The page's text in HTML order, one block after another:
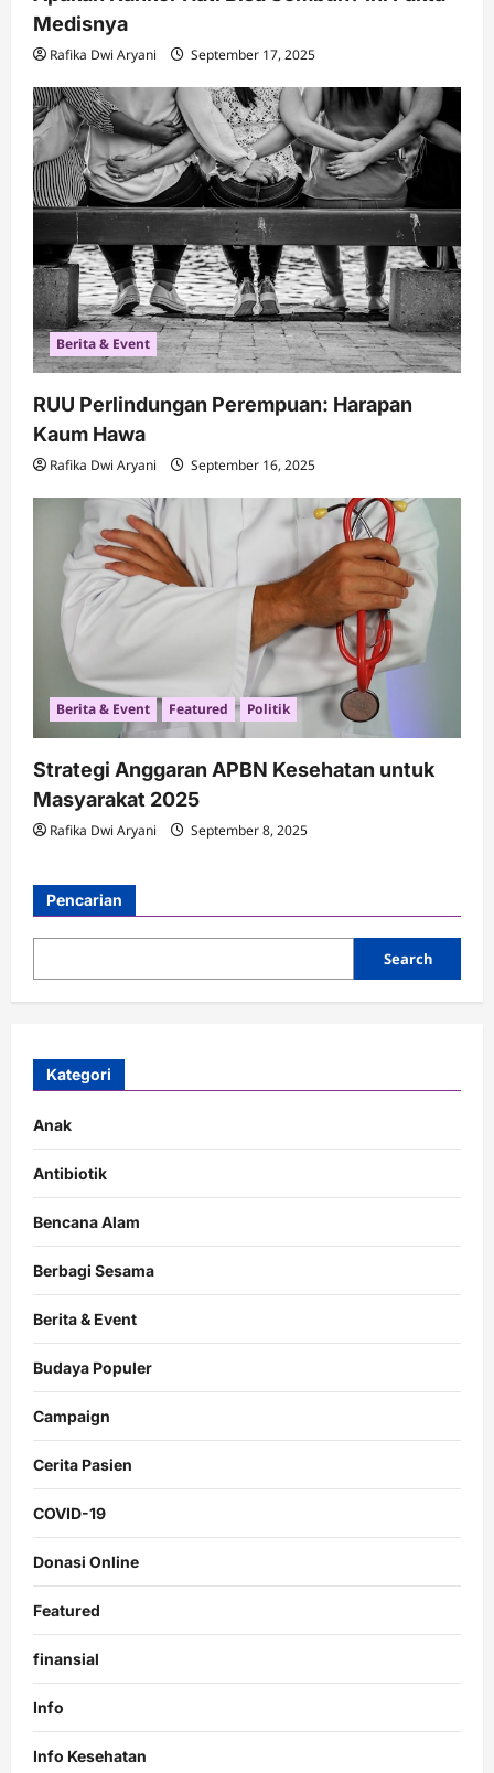
Medisnya
Rafika Dwi Aryani September 17, 2025
Berita & Event
RUU Perlindungan Perempuan: Harapan
Kaum Hawa
Rafika Dwi Aryani September 16, 2025
Berita & Event Featured Politik
Strategi Anggaran APBN Kesehatan untuk
Masyarakat 2025
Rafika Dwi Aryani September 8, 2025
Pencarian
Search
Kategori
Anak
Antibiotik
Bencana Alam
Berbagi Sesama
Berita & Event
Budaya Populer
Campaign
Cerita Pasien
COVID-19
Donasi Online
Featured
finansial
Info
Info Kesehatan